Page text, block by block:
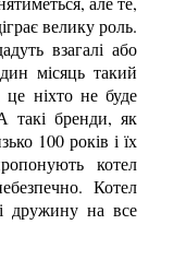
велику роль.
взагалі або
місяць такий
ніхто не буде
такі бренди, як
100 років і їх
котел
Котел
дружину на все